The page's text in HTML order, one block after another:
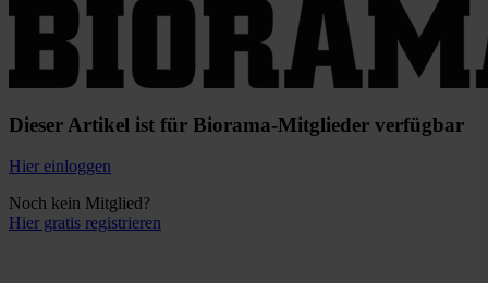
Dieser Artikel ist für Biorama-Mitglieder verfügbar
Hier einloggen
Noch kein Mitglied?
Hier gratis registrieren